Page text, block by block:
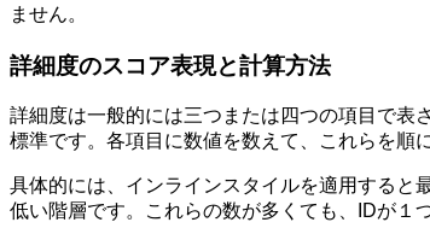
ません。
詳細度のスコア表現と計算方法
詳細度は一般的には三つまたは四つの項目で表
標準です。各項目に数値を数えて、これらを順
具体的には、インラインスタイルを適用すると
低い階層です。これらの数が多くても、IDが１